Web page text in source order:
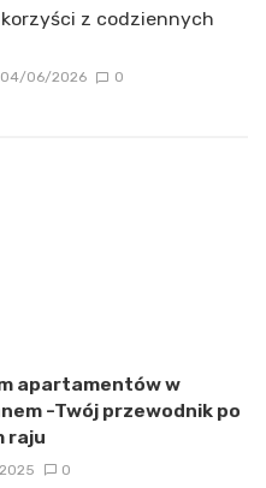
z codziennych
04/06/2026 0
apartamentów w
-Twój przewodnik po
raju
0